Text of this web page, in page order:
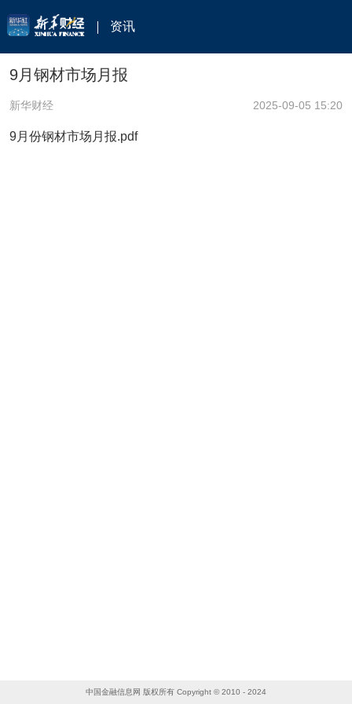
资讯
9月钢材市场月报
新华财经 2025-09-05 15:20
9月份钢材市场月报.pdf
中国金融信息网 版权所有 Copyright © 2010 - 2024